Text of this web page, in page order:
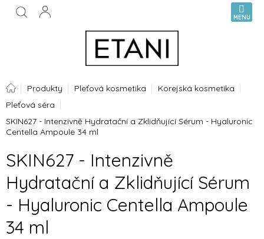
Přejít
KOŠÍK
DomůProdukty Pleťová kosmetika
Korejská kosmetika
Pleťová séra
SKIN627 - Intenzivně Hydratační a Zklidňující Sérum - Hyaluronic
Centella Ampoule 34 ml
SKIN627 - Intenzivně
Hydratační a Zklidňující Sérum
- Hyaluronic Centella Ampoule
34 ml